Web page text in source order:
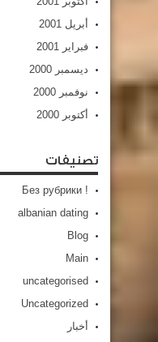
أبريل 2001
فبراير 2001
ديسمبر 2000
نوفمبر 2000
أكتوبر 2000
تصنيفات
! Без рубрики
albanian dating
Blog
Main
uncategorised
Uncategorized
أخبار